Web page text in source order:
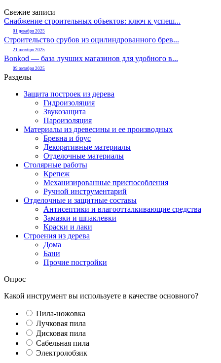
Свежие записи
Снабжение строительных объектов: ключ к успеш...
01 декабря 2025
Строительство срубов из оцилиндрованного брев...
21 октября 2025
Bonkod — база лучших магазинов для удобного в...
09 октября 2025
Разделы
Защита построек из дерева
Гидроизоляция
Звукозащита
Пароизоляция
Материалы из древесины и ее производных
Бревна и брус
Декоративные материалы
Отделочные материалы
Столярные работы
Крепеж
Механизированные приспособления
Ручной инструментарий
Отделочные и защитные составы
Антисептики и влагоотталкивающие средства
Замазки и шпаклевки
Краски и лаки
Строения из дерева
Дома
Бани
Прочие постройки
Опрос
Какой инструмент вы используете в качестве основного?
Пила-ножовка
Лучковая пила
Дисковая пила
Сабельная пила
Электролобзик